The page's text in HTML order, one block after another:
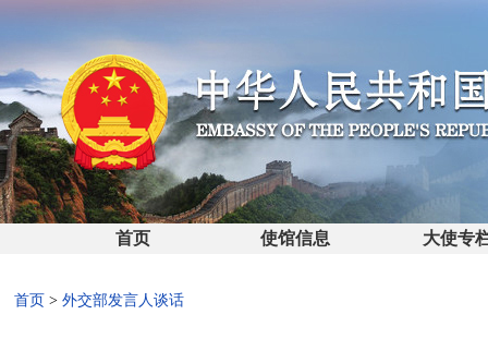
首页 使馆信息 大使专
首页 > 外交部发言人谈话